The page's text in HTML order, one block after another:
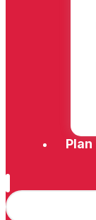
Plan